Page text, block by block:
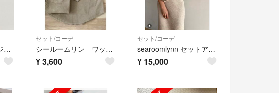
ワッシャーオーガンジーセットアップ
セット/コーデ
シールームリン ワッフルセットアップ
¥3,600
セット/コーデ
searoomlynn セットアップ
¥ 15,000